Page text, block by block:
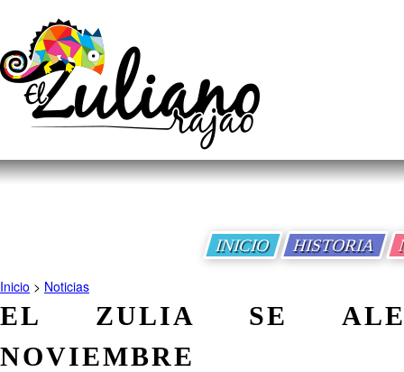
INICIO HISTORIA
Inicio > Noticias
EL ZULIA SE
NOVIEMBRE